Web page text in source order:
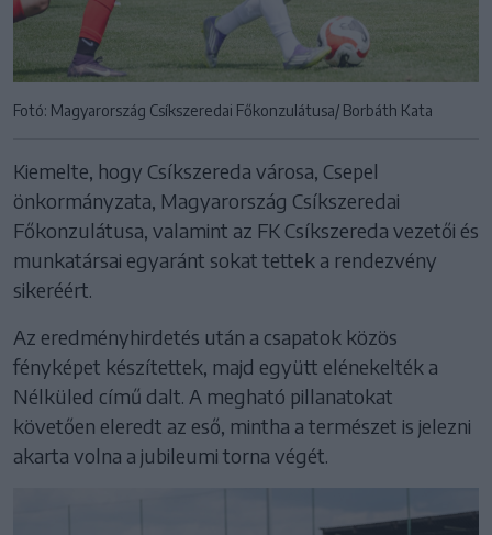
Fotó: Magyarország Csíkszeredai Főkonzulátusa/ Borbáth Kata
Kiemelte, hogy Csíkszereda városa, Csepel
önkormányzata, Magyarország Csíkszeredai
Főkonzulátusa, valamint az FK Csíkszereda vezetői és
munkatársai egyaránt sokat tettek a rendezvény
sikeréért.
Az eredményhirdetés után a csapatok közös
fényképet készítettek, majd együtt elénekelték a
Nélküled című dalt. A megható pillanatokat
követően eleredt az eső, mintha a természet is jelezni
akarta volna a jubileumi torna végét.